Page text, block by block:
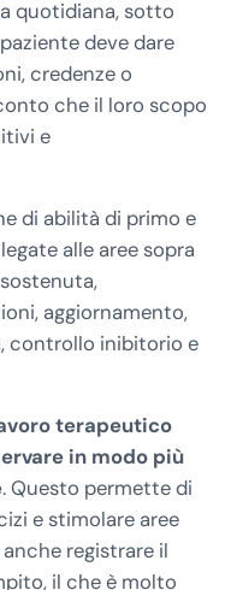
quotidiana, sotto
deve dare
credenze o
che il loro scopo
e
di abilità di primo e
alle aree sopra
aggiornamento,
controllo inibitorio e
terapeutico
in modo più
. Questo permette di
e stimolare aree
registrare il
il che è molto